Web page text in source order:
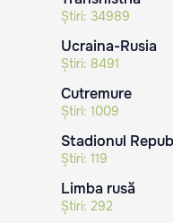
Știri: 34989
Ucraina-Rusia
Știri: 8491
Cutremure
Știri: 1009
Stadionul
Știri: 119
Limba rusă
Știri: 292